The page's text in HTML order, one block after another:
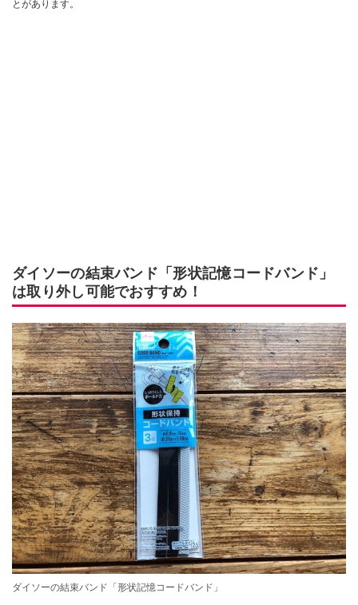
とがあります。
ダイソーの結束バンド「形状記憶コードバンド」
は取り外し可能でおすすめ！
ダイソーの結束バンド「形状記憶コードバンド」